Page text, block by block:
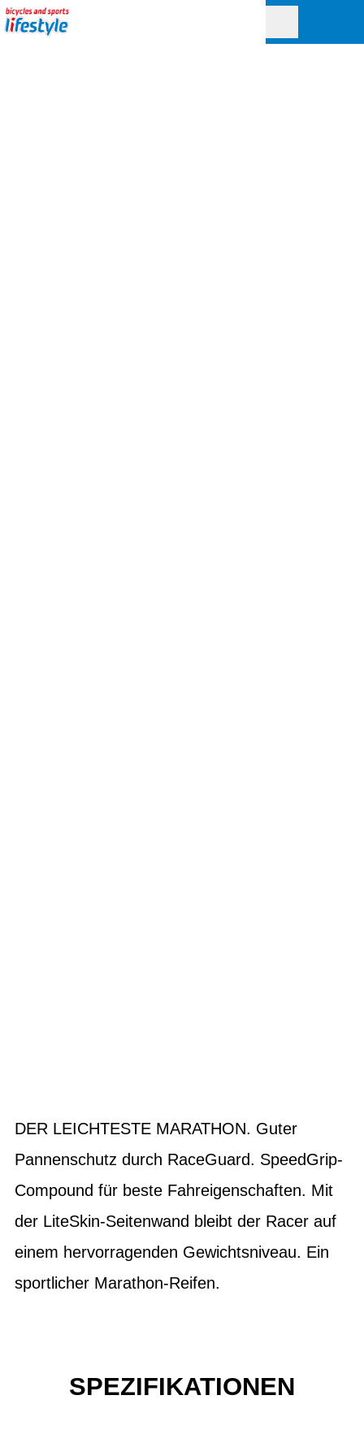
DER LEICHTESTE MARATHON. Guter
Pannenschutz durch RaceGuard. SpeedGrip-
Compound für beste Fahreigenschaften. Mit
der LiteSkin-Seitenwand bleibt der Racer auf
einem hervorragenden Gewichtsniveau. Ein
sportlicher Marathon-Reifen.
SPEZIFIKATIONEN